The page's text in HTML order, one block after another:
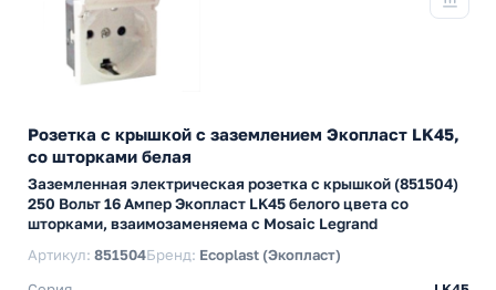
Розетка с крышкой с заземлением Экопласт LK45,
со шторками белая
Заземленная электрическая розетка с крышкой (851504)
250 Вольт 16 Ампер Экопласт LK45 белого цвета со
шторками, взаимозаменяема с Mosaic Legrand
Артикул: 851504Бренд: Ecoplast (Экопласт)